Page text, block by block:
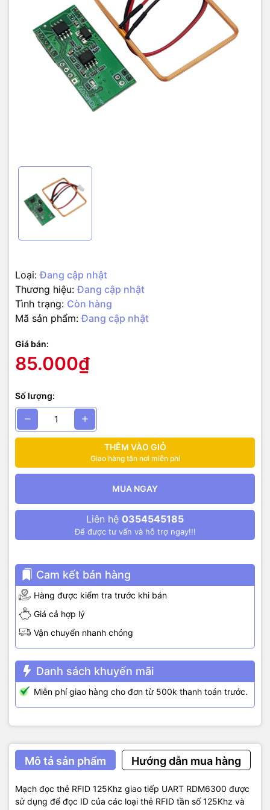
Loại: Đang cập nhật
Thương hiệu: Đang cập nhật
Tình trạng: Còn hàng
Mã sản phẩm: Đang cập nhật
Giá bán:
85.000₫
Số lượng:
THÊM VÀO GIỎ
Giao hàng tận nơi miễn phí
MUA NGAY
Liên hệ 0354545185
Để được tư vấn và hỗ trợ ngay!!!
Cam kết bán hàng
Hàng được kiểm tra trước khi bán
Giá cả hợp lý
Vận chuyển nhanh chóng
Danh sách khuyến mãi
Miễn phí giao hàng cho đơn từ 500k thanh toán trước.
Mô tả sản phẩm Hướng dẫn mua hàng
Mạch đọc thẻ RFID 125Khz giao tiếp UART RDM6300 được
sử dụng để đọc ID của các loại thẻ RFID tần số 125Khz và
Kích thước: 38.5 x 19 x 9mm